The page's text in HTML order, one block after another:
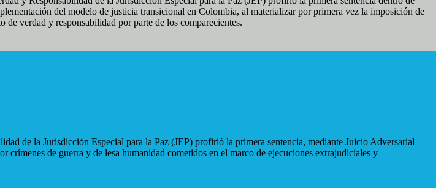
del modelo de justicia transicional en Colombia, al materializar por primera vez la imposición de
de verdad y responsabilidad por parte de los comparecientes.
de la Jurisdicción Especial para la Paz (JEP) profirió la primera sentencia, mediante Juicio Adversarial
de guerra y de lesa humanidad cometidos en el marco de ejecuciones extrajudiciales y